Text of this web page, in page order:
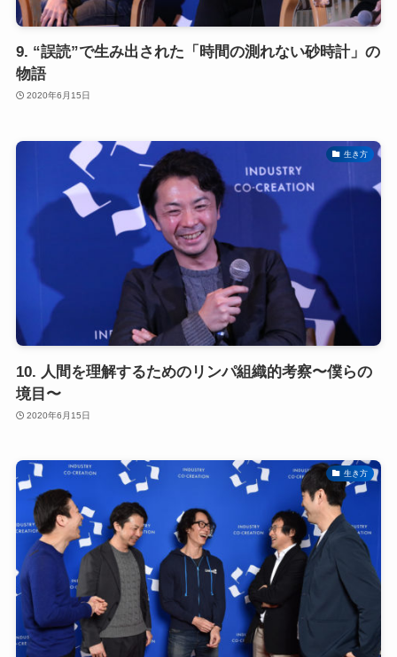
9. “誤読”で生み出された「時間の測れない砂時計」の
物語
2020年6月15日
生き方
10. 人間を理解するためのリンパ組織的考察〜僕らの
境目〜
2020年6月15日
生き方